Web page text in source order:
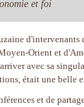
et foi
Orient et
avec sa
était une belle
et de